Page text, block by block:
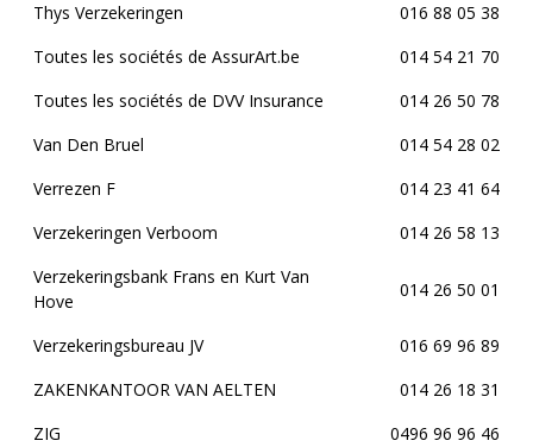
Thys Verzekeringen
016 88 05 38
Toutes les sociétés de AssurArt.be
014 54 21 70
Toutes les sociétés de DVV Insurance
014 26 50 78
Van Den Bruel
014 54 28 02
Verrezen F
014 23 41 64
Verzekeringen Verboom
014 26 58 13
Verzekeringsbank Frans en Kurt Van
Hove
014 26 50 01
Verzekeringsbureau JV
016 69 96 89
ZAKENKANTOOR VAN AELTEN
014 26 18 31
ZIG
0496 96 96 46